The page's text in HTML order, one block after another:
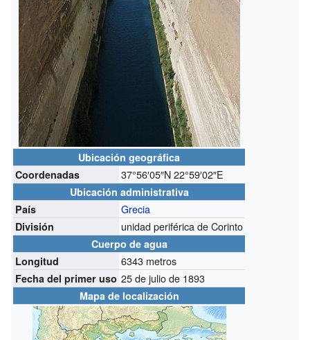
Ubicación geográfica
Coordenadas
37°56′05″N22°59′02″E
Ubicación administrativa
País
Grecia
División unidad periférica de Corinto
Cuerpo de agua
Longitud
6343 metros
Fecha del primer uso 25 de julio de 1893
Mapa de localización